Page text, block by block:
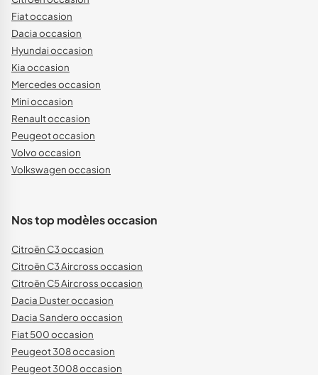
Fiat occasion
Dacia occasion
Hyundai occasion
Kia occasion
Mercedes occasion
Mini occasion
Renault occasion
Peugeot occasion
Volvo occasion
Volkswagen occasion
Nos top modèles occasion
Citroën C3 occasion
Citroën C3 Aircross occasion
Citroën C5 Aircross occasion
Dacia Duster occasion
Dacia Sandero occasion
Fiat 500 occasion
Peugeot 308 occasion
Peugeot 3008 occasion